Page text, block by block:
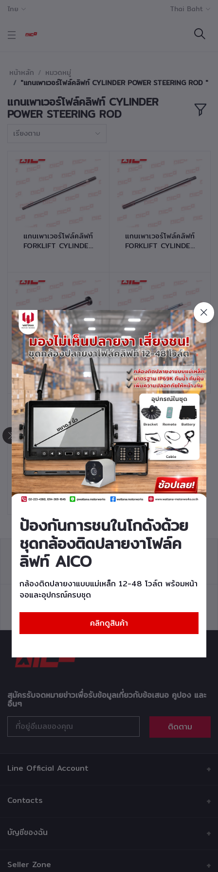
ไทย Thai Baht
หน้าหลัก
หมวดหมู่
"แกนเพาเวอร์โฟล์คลิฟท์ CYLINDER POWER STEERING ROD "
แกนเพาเวอร์โฟล์คลิฟท์ CYLINDER
POWER STEERING ROD
เรียงตาม
หยิบใส่ตะกร้า
แกนเพาเวอร์โฟล์คลิฟท์
FORKLIFT CYLINDER
หยิบใส่ตะกร้า
แกนเพาเวอร์โฟล์คลิฟท์
FORKLIFT CYLINDER
4FD20,25 รหัสสินค้า
หยิบใส่ตะกร้า
แกนเพาเวอร์โฟล์คลิฟท์
FORKLIFT CYLINDER
POWER STEERING
ROD รุ่น FD20,25,30-
11 รหัสสินค้า 50401-
K0334
หยิบใส่ตะกร้า
แกนเพาเวอร์โฟล์คลิฟท์
FORKLIFT CYLINDER
POWER STEERING
ROD รุ่น
FD/FG20,25Z4,Z5 รหัส
สินค้า 50401-F0484
หยิบใส่ตะกร้า
แกนเพาเวอร์โฟล์คลิฟท์
FORKLIFT CYLINDER
POWER STEERING
Z1,FD30 Z7 รหัสสินค้า
50401-F0374
สมัครรับจดหมายข่าวเพื่อรับข้อมูลเกี่ยวกับข้อเสนอ คูปอง และ
อื่นๆ
ติดตาม
Line Official Account
Contacts
ที่อยู่
10100
บัญชีของฉัน
เข้าสู่ระบบ
Seller Zone
ป้องกันการชนในโกดังด้วย
ชุดกล้องติดปลายงาโฟล์ค
ลิฟท์ AICO
กล้องติดปลายงาแบบแม่เหล็ก 12-48 โวล์ต พร้อมหน้า
จอและอุปกรณ์ครบชุด
คลิกดูสินค้า